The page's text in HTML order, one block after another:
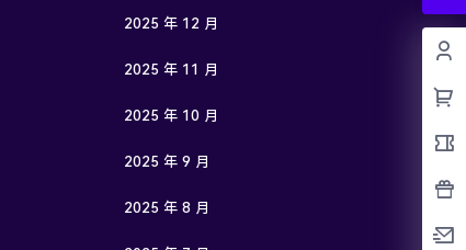
2025 年 12 月
2025 年 11 月
2025 年 10 月
2025 年 9 月
2025 年 8 月